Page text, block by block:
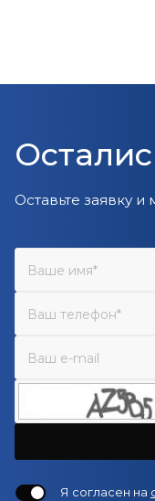
Оставьте заявку
Я согласен на